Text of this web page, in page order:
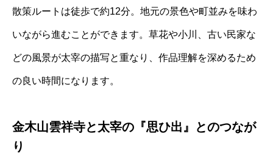
散策ルートは徒歩で約12分。地元の景色や町並みを味わ
いながら進むことができます。草花や小川、古い民家な
どの風景が太宰の描写と重なり、作品理解を深めるため
の良い時間になります。
金木山雲祥寺と太宰の『思ひ出』とのつなが
り